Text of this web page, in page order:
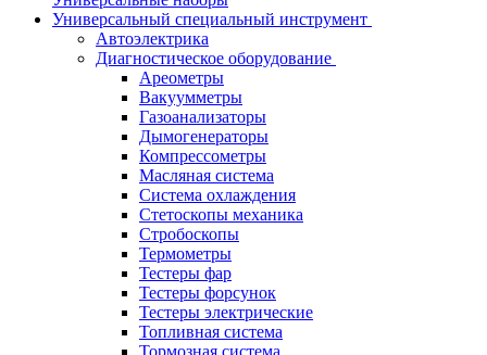
Универсальный специальный инструмент
Автоэлектрика
Диагностическое оборудование
Ареометры
Вакуумметры
Газоанализаторы
Дымогенераторы
Компрессометры
Масляная система
Система охлаждения
Стетоскопы механика
Стробоскопы
Термометры
Тестеры фар
Тестеры форсунок
Тестеры электрические
Топливная система
Тормозная система